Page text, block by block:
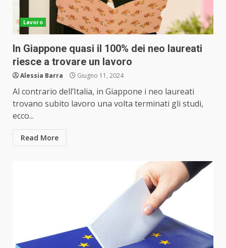
Lavoro
In Giappone quasi il 100% dei neo laureati
riesce a trovare un lavoro
Alessia Barra Giugno 11, 2024
Al contrario dell’Italia, in Giappone i neo laureati
trovano subito lavoro una volta terminati gli studi,
ecco...
Read More